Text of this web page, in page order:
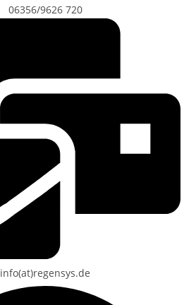
06356/9626 720
info(at)regensys.de